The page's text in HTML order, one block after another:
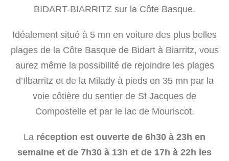
BIDART-BIARRITZ sur la Côte Basque.
Idéalement situé à 5 mn en voiture des plus belles
plages de la Côte Basque de Bidart à Biarritz, vous
aurez même la possibilité de rejoindre les plages
d’Ilbarritz et de la Milady à pieds en 35 mn par la
voie côtière du sentier de St Jacques de
Compostelle et par le lac de Mouriscot.
La réception est ouverte de 6h30 à 23h en
semaine et de 7h30 à 13h et de 17h à 22h les